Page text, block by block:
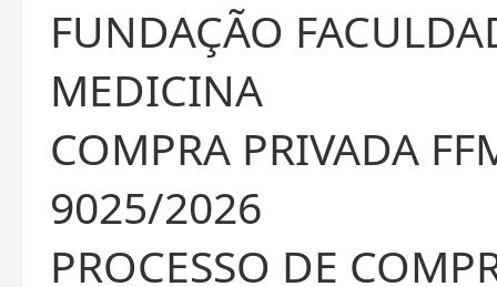
FUNDAÇÃO
MEDICINA
COMPRA PRIVADA
9025/2026
PROCESSO DE